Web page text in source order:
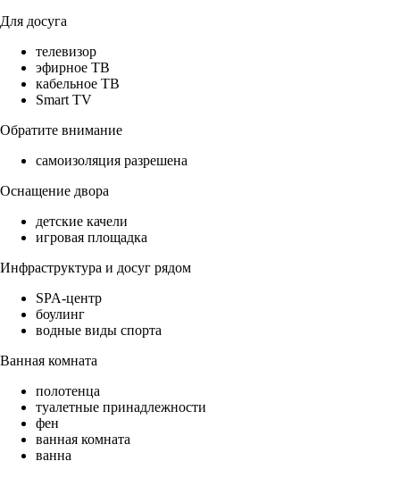
Для досуга
телевизор
эфирное ТВ
кабельное ТВ
Smart TV
Обратите внимание
самоизоляция разрешена
Оснащение двора
детские качели
игровая площадка
Инфраструктура и досуг рядом
SPA-центр
боулинг
водные виды спорта
Ванная комната
полотенца
туалетные принадлежности
фен
ванная комната
ванна